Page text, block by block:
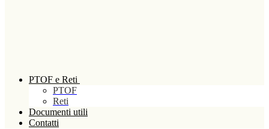
PTOF e Reti
PTOF
Reti
Documenti utili
Contatti